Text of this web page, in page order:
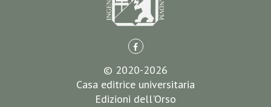
© 2020-2026
Casa editrice universitaria
Edizioni dell'Orso